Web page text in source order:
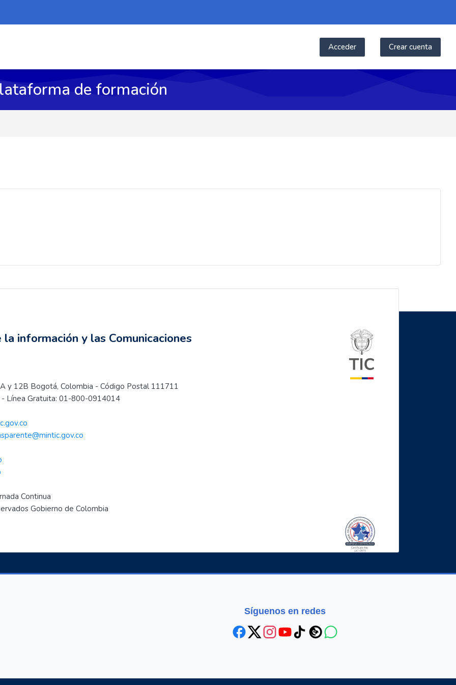
Acceder Crear cuenta
de formación
información y las Comunicaciones
y 12B Bogotá, Colombia - Código Postal 111711
Línea Gratuita: 01-800-0914014
Continua
Gobierno de Colombia
Síguenos en redes